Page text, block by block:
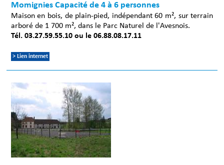
Momignies Capacité de 4 à 6 personnes
Maison en bois, de plain-pied, indépendant 60 m², sur terrain
arboré de 1 700 m², dans le Parc Naturel de l'Avesnois.
Tél. 03.27.59.55.10 ou le 06.88.08.17.11
> Lien internet